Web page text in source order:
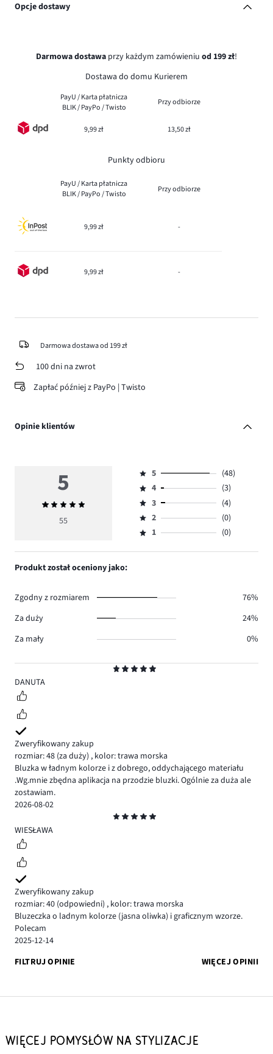
Opcje dostawy
Darmowa dostawa przy każdym zamówieniu od 199 zł!
Dostawa do domu Kurierem
PayU / Karta płatnicza
BLIK / PayPo / Twisto
Przy odbiorze
9,99 zł 13,50 zł
Punkty odbioru
PayU / Karta płatnicza
BLIK / PayPo / Twisto
Przy odbiorze
9,99 zł -
9,99 zł -
Darmowa dostawa od 199 zł
100 dni na zwrot
Zapłać później z PayPo | Twisto
Opinie klientów
5
DANUTA
Zweryfikowany zakup
rozmiar: 48 (za duży) , kolor: trawa morska
Bluzka w ładnym kolorze i z dobrego, oddychającego materiału
.Wg.mnie zbędna aplikacja na przodzie bluzki. Ogólnie za duża ale
zostawiam.
2026-08-02
5
WIESŁAWA
Zweryfikowany zakup
rozmiar: 40 (odpowiedni) , kolor: trawa morska
Bluzeczka o ladnym kolorze (jasna oliwka) i graficznym wzorze.
Polecam
2025-12-14
FILTRUJ OPINIE
WIĘCEJ OPINII
5
Średnia
ocena
55
Ocena
5,
ilość
głosów
48.
5
(48)
Ocena
4,
ilość
głosów
4
(3)
Ocena
3,
ilość
3
(4)
Ocena
2,
2
(0)
Ocena
1,
1 (0)
Produkt został oceniony jako:
Zgodny z rozmiarem
76%
Za duży
24%
Za mały
0%
WIĘCEJ POMYSŁÓW NA STYLIZACJE